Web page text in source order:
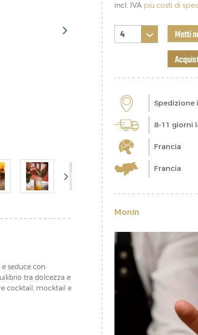
seduce con
tra dolcezza e
cocktail, mocktail e
incl. IVA più costi di
Metti
Spedizione
8-11 giorni
Francia
Francia
Monin